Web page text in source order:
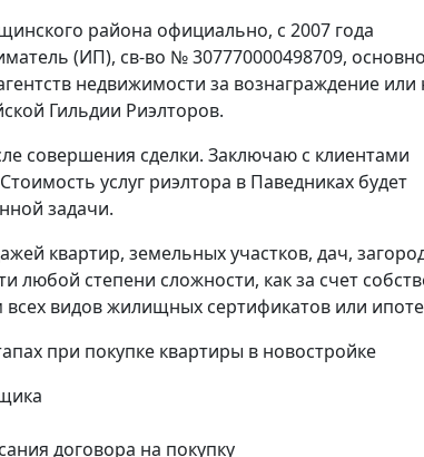
района официально, с 2007 года
(ИП), св-во № 307770000498709,
недвижимости за вознаграждение или
Гильдии Риэлторов.
совершения сделки. Заключаю с клиентами
услуг риэлтора в Паведниках будет
задачи.
квартир, земельных участков, дач,
степени сложности, как за счет
видов жилищных сертификатов или
при покупке квартиры в новостройке
договора на покупку